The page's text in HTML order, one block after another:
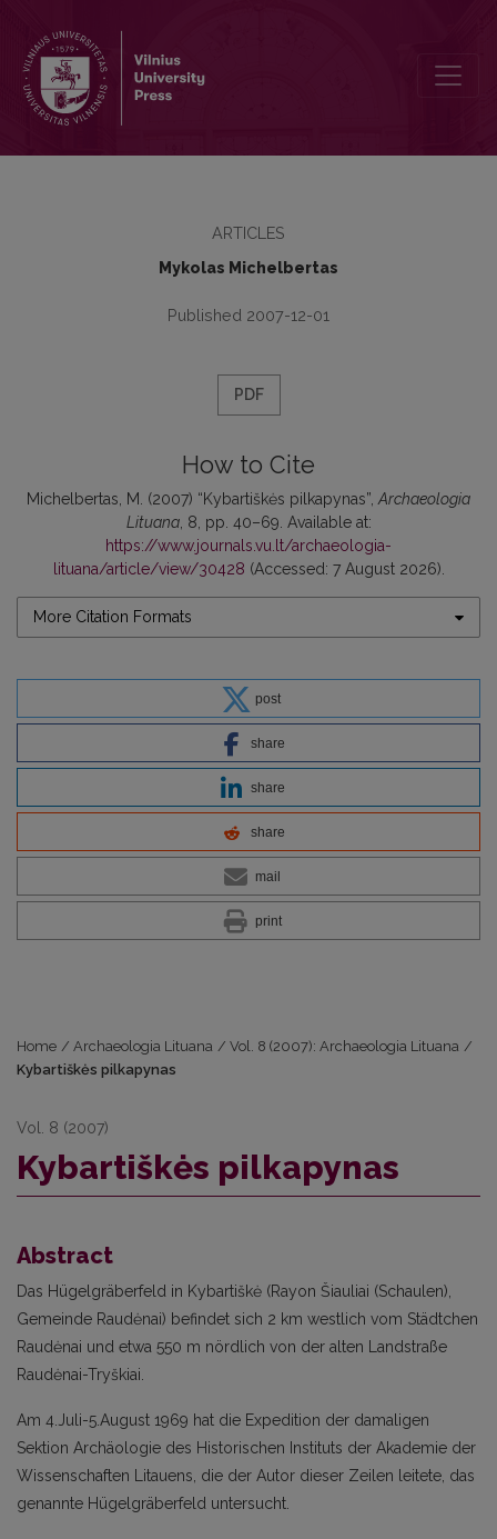
ARTICLES
Mykolas Michelbertas
Published 2007-12-01
PDF
How to Cite
Michelbertas, M. (2007) “Kybartiškės pilkapynas”, Archaeologia
Lituana, 8, pp. 40–69. Available at:
https://www.journals.vu.lt/archaeologia-
lituana/article/view/30428 (Accessed: 7 August 2026).
More Citation Formats
post
share
share
share
mail
print
Home / Archaeologia Lituana / Vol. 8 (2007): Archaeologia Lituana /
Kybartiškės pilkapynas
Vol. 8 (2007)
Kybartiškės pilkapynas
Abstract
Das Hügelgräberfeld in Kybartiškė (Rayon Šiauliai (Schaulen),
Gemeinde Raudėnai) befindet sich 2 km westlich vom Städtchen
Raudėnai und etwa 550 m nördlich von der alten Landstraße
Raudėnai-Tryškiai.
Am 4.Juli-5.August 1969 hat die Expedition der damaligen
Sektion Archäologie des Historischen Instituts der Akademie der
Wissenschaften Litauens, die der Autor dieser Zeilen leitete, das
genannte Hügelgräberfeld untersucht.